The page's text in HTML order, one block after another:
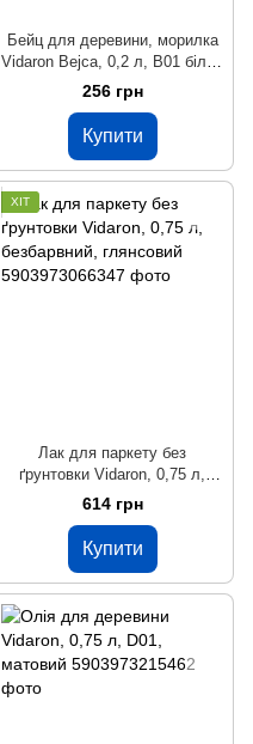
Бейц для деревини, морилка
Vidaron Bejca, 0,2 л, B01 білий
дуб, матовий
256 грн
Купити
ХІТ
Лак для паркету без
ґрунтовки Vidaron, 0,75 л,
безбарвний, глянсовий
614 грн
Купити